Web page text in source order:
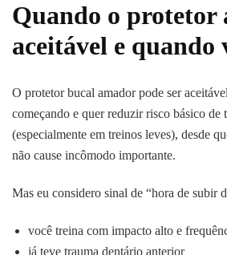
Quando o protetor
aceitável e quando
O protetor bucal amador pode ser
começando e quer reduzir risco básico de
(especialmente em treinos leves), desde
não cause incômodo importante.
Mas eu considero sinal de “hora de subir
você treina com impacto alto e
já teve trauma dentário anterior